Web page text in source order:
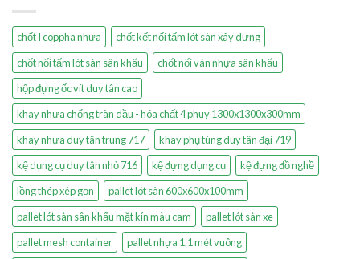
chốt I coppha nhựa
chốt kết nối tấm lót sàn xây dựng
chốt nối tấm lót sàn sân khấu
chốt nối ván nhựa sân khấu
hộp đựng ốc vít duy tân cao
khay nhựa chống tràn dầu - hóa chất 4 phuy 1300x1300x300mm
khay nhựa duy tân trung 717
khay phụ tùng duy tân đại 719
kệ dụng cụ duy tân nhỏ 716
kệ đựng dụng cụ
kệ đựng đồ nghề
lồng thép xêp gọn
pallet lót sàn 600x600x100mm
pallet lót sàn sân khấu mặt kín màu cam
pallet lót sàn xe
pallet mesh container
pallet nhựa 1.1 mét vuông